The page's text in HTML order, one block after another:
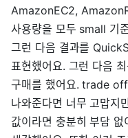
AmazonEC2,
사용량을 모두 small 기
그런 다음 결과를
표현했어요. 그런 다음
구매를 했어요. trade
나와준다면 너무 고맙지
값이라면 충분히 부담